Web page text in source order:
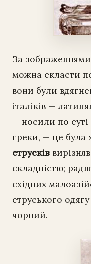
За
можна скласти
вони були
італіків —
— носили по
греки, — це була
етрусків
складністю;
східних
етруського
чорний.